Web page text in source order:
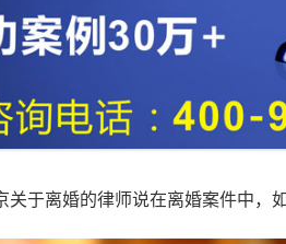
离婚的律师说在离婚案件中，如